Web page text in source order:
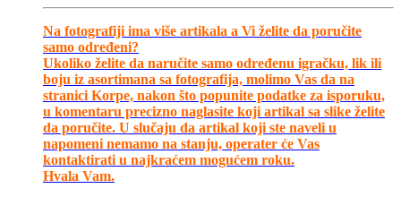
Na fotografiji ima više artikala a Vi želite da poručite
samo određeni?
Ukoliko želite da naručite samo određenu igračku, lik ili
boju iz asortimana sa fotografija, molimo Vas da na
stranici Korpe, nakon što popunite podatke za isporuku,
u komentaru precizno naglasite koji artikal sa slike želite
da poručite. U slučaju da artikal koji ste naveli u
napomeni nemamo na stanju, operater će Vas
kontaktirati u najkraćem mogućem roku.
Hvala Vam.